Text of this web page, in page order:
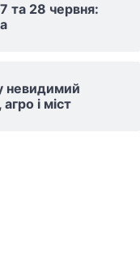
та 28 червня:
невидимий
і міст